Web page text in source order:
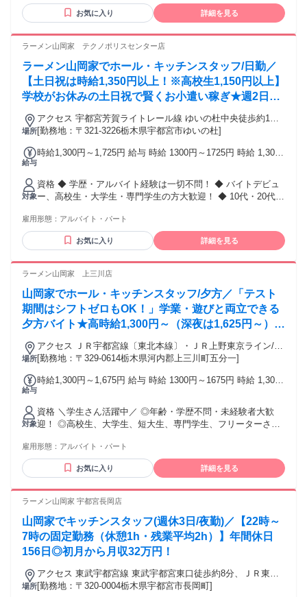
ふれる職場で働きたい！
お気に入り 詳細を見る
ラーメン山岡家 テクノポリスセンター店
ラーメン山岡家でホール・キッチンスタッフ/日勤／
【土日祝は時給1,350円以上！※高校生1,150円以上】
学校がお休みの土日祝で賢くお小遣い稼ぎ★週2日・
1日2h～OK！
場所
アクセス 宇都宮芳賀ライトレール線 ゆいの杜中央徒歩約1
分、宇都宮芳賀ライトレール線 ゆいの杜東徒歩約5分、宇都宮
[勤務地：〒321-3226栃木県宇都宮市ゆいの杜]
給与
時給1,300円～1,725円 給与 時給 1300円～1725円 時給 1,300
土日・祝日+50円！ 交通費：交通費支給
対象
資格 ◆ 学歴・アルバイト経験は一切不問！ ◆ バイトデビュ
ー、高校生・大学生・専門学生の方大歓迎！ ◆ 10代・20代の
「テストや部活、プライベートと両立して楽しく働きた
い！」 「レジ打ちや難しい接客がない職場でスタートした
い！」 「ラーメンが大好き！」（人気の食事補助あり♪）
雇用形態： アルバイト・パート
お気に入り 詳細を見る
ラーメン山岡家 上三川店
山岡家でホール・キッチンスタッフ/夕方／「テスト
期間はシフトゼロもOK！」学業・遊びと両立できる
夕方バイト★高時給1,300円～（深夜は1,625円～）！
初バイトの高校生・大学生が多数活躍中！友達同士の
応募も大歓迎です◎
場所
アクセス ＪＲ宇都宮線〔東北本線〕・ＪＲ上野東京ライン/Ｊ
Ｒ湘南新宿ライン 石橋（栃木県）東口徒歩約54分
[勤務地：〒329-0614栃木県河内郡上三川町五分一]
給与
時給1,300円～1,675円 給与 時給 1300円～1675円 時給 1,300
※土日祝手当＋50円 交通費：交通費支給
対象
資格 ＼学生さん活躍中／ ◎年齢・学歴不問・未経験者大歓
迎！ ◎高校生、大学生、短大生、専門学生、フリーターさん
す ＜こんな方にオススメです！＞ ◎学校帰りの時間を有効活
用してアルバイトしたい方 ◎ラーメンや飲食店での接客・調
理に興味がある方 ◎居酒屋、レストラン、カフェ、ファスト
のアルバイト」に挑戦してみたい方 ＼お友達との応募も大歓
のスキマ時間でお小遣い稼ぎをしたい」 「学校やサークルと
両立しながら、楽しく働ける場所を見つけたい」そんな思い
を応援します！ 気さくでアットホームな先輩たちが、あなた
の初バイトを全力でサポート。 面倒なレジ業務がないから、
覚えることも少なめでスタートしやすい環境です。 少しでも
気になったら、まずは気軽にご応募ください。 あなたとお会
雇用形態： アルバイト・パート
お気に入り 詳細を見る
ラーメン山岡家 宇都宮長岡店
山岡家でキッチンスタッフ(週休3日/夜勤)／【22時～
7時の固定勤務（休憩1h・残業平均2h）】年間休日
156日◎初月から月収32万円！
場所
アクセス 東武宇都宮線 東武宇都宮東口徒歩約8分、ＪＲ東北
新幹線 宇都宮西口徒歩約22分、ＪＲ東北新幹線 宇都宮西口徒
[勤務地：〒320-0004栃木県宇都宮市長岡町]